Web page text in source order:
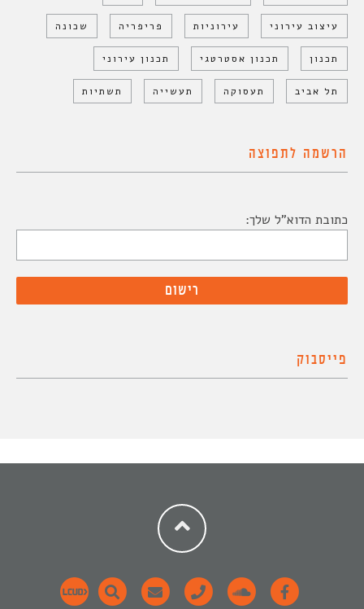
עיצוב עירוני עירוניות פריפריה שכונה
תכנון תכנון אסטרטגי תכנון עירוני
תל אביב תעסוקה תעשייה תשתיות
הרשמה לתפוצה
כתובת הדוא"ל שלך:
פייסבוק